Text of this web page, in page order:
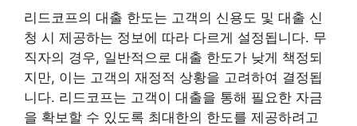
리드코프의 대출 한도는 고객의 신용도 및 대출 신
청 시 제공하는 정보에 따라 다르게 설정됩니다. 무
직자의 경우, 일반적으로 대출 한도가 낮게 책정되
지만, 이는 고객의 재정적 상황을 고려하여 결정됩
니다. 리드코프는 고객이 대출을 통해 필요한 자금
을 확보할 수 있도록 최대한의 한도를 제공하려고